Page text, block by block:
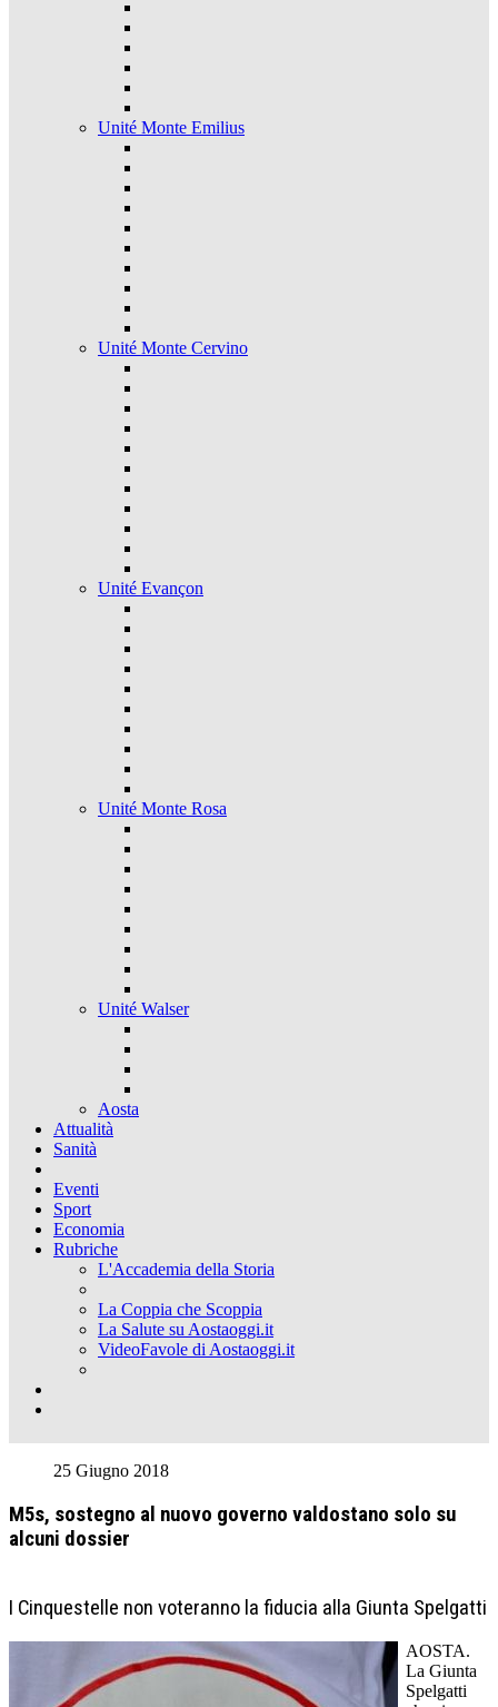
Unité Monte Emilius
Unité Monte Cervino
Unité Evançon
Unité Monte Rosa
Unité Walser
Aosta
Attualità
Sanità
Eventi
Sport
Economia
Rubriche
L'Accademia della Storia
La Coppia che Scoppia
La Salute su Aostaoggi.it
VideoFavole di Aostaoggi.it
25 Giugno 2018
M5s, sostegno al nuovo governo valdostano solo su
alcuni dossier
I Cinquestelle non voteranno la fiducia alla Giunta Spelgatti
AOSTA.
La Giunta
Spelgatti